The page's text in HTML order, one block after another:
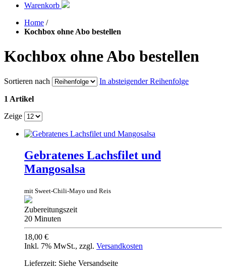
Warenkorb
Home /
Kochbox ohne Abo bestellen
Kochbox ohne Abo bestellen
Sortieren nach In absteigender Reihenfolge
1 Artikel
Zeige
Gebratenes Lachsfilet und
Mangosalsa
mit Sweet-Chili-Mayo und Reis
Zubereitungszeit
20 Minuten
18,00 €
Inkl. 7% MwSt., zzgl. Versandkosten
Lieferzeit: Siehe Versandseite